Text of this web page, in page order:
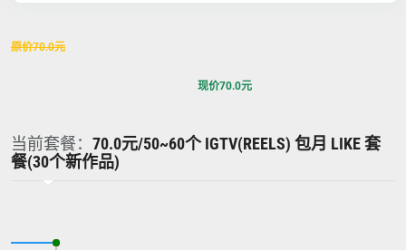
原价70.0元
现价70.0元
当前套餐： 70.0元/50~60个 IGTV(REELS) 包月 LIKE 套
餐(30个新作品)